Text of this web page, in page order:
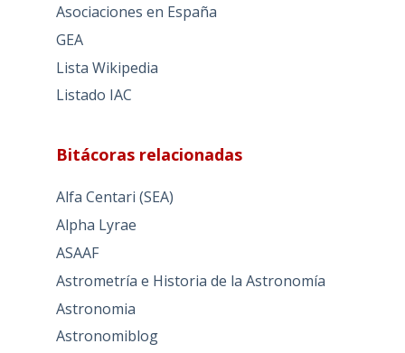
Asociaciones en España
GEA
Lista Wikipedia
Listado IAC
Bitácoras relacionadas
Alfa Centari (SEA)
Alpha Lyrae
ASAAF
Astrometría e Historia de la Astronomía
Astronomia
Astronomiblog